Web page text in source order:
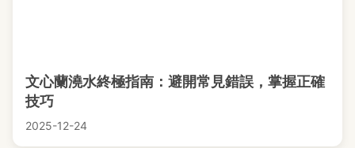
文心蘭澆水終極指南：避開常見錯誤，掌握正確
技巧
2025-12-24